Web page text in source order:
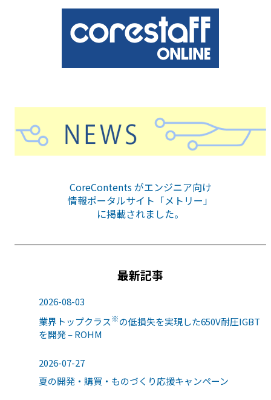
CoreContents がエンジニア向け
情報ポータルサイト「メトリー」
に掲載されました。
最新記事
2026-08-03
業界トップクラス※の低損失を実現した650V耐圧IGBT
を開発 – ROHM
2026-07-27
夏の開発・購買・ものづくり応援キャンペーン